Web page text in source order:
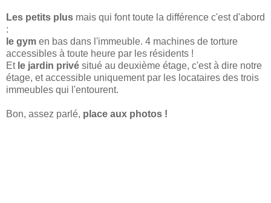
Les petits plus mais qui font toute la différence c'est d'abord
:
le gym en bas dans l'immeuble. 4 machines de torture
accessibles à toute heure par les résidents !
Et le jardin privé situé au deuxième étage, c'est à dire notre
étage, et accessible uniquement par les locataires des trois
immeubles qui l'entourent.
Bon, assez parlé, place aux photos !